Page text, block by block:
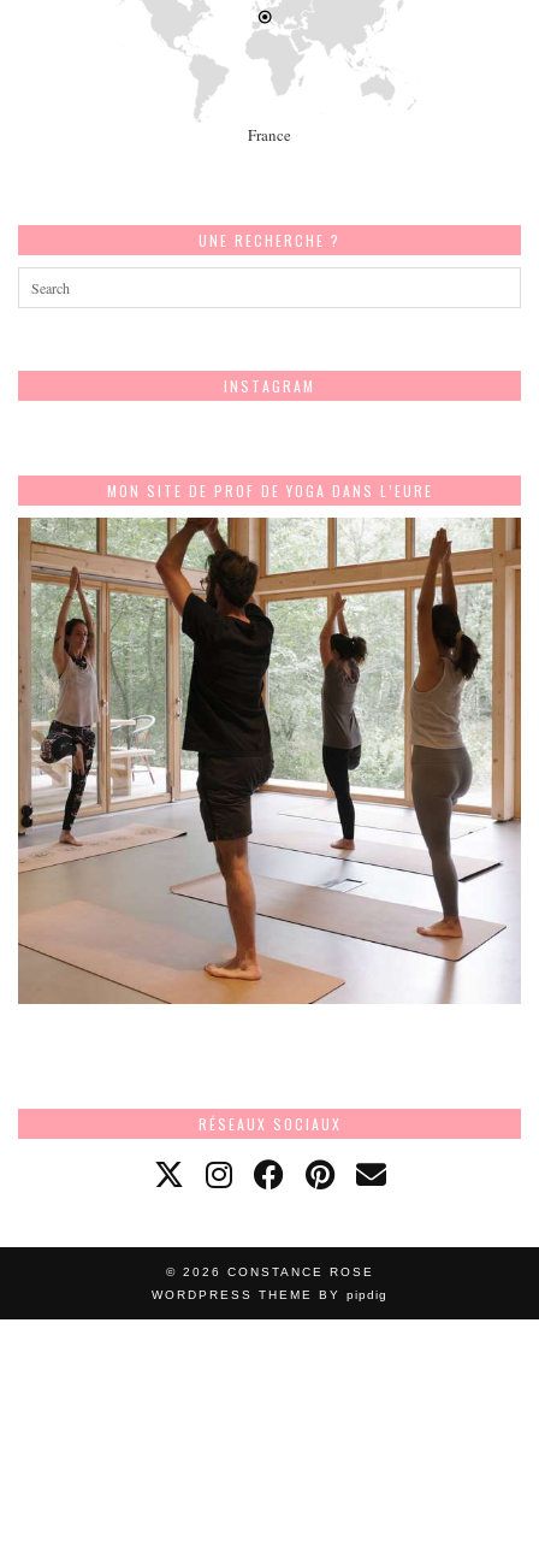
France
UNE RECHERCHE ?
INSTAGRAM
MON SITE DE PROF DE YOGA DANS L’EURE
RÉSEAUX SOCIAUX
© 2026 CONSTANCE ROSE
WORDPRESS THEME BY pipdig